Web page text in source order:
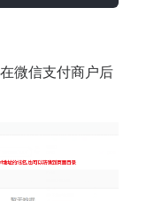
微信支付商户后